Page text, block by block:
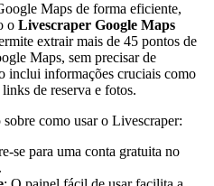
Maps de forma eficiente,
o Livescraper Google Maps
extrair mais de 45 pontos de
Maps, sem precisar de
inclui informações cruciais como
de reserva e fotos.
como usar o Livescraper:
se para uma conta gratuita no